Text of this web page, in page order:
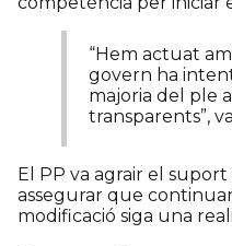
“Hem actuat
govern ha
majoria del ple
transparents”,
El PP va agrair el
assegurar que
modificació siga una